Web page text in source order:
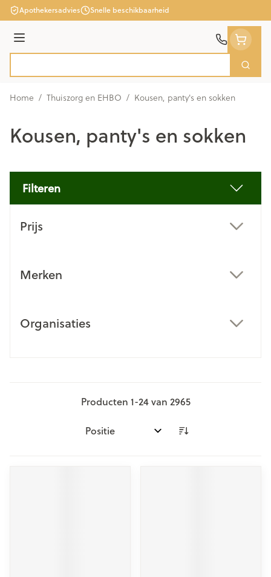
Ga naar de inhoud
Apothekersadvies Snelle beschikbaarheid
Menu
Zoek
Home / Thuiszorg en EHBO / Kousen, panty's en sokken
Kousen, panty's en sokken
Filteren
Prijs
Merken
Organisaties
Producten 1-24van 2965
Sorteer op: